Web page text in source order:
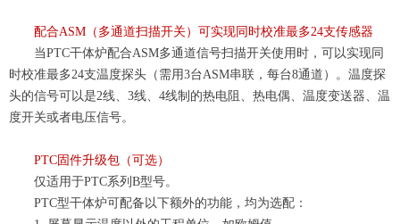
配合ASM （ 多通道扫描开关）可实现同时校准最多24支传感器
当PTC干体炉配合ASM多通道信号扫描开关使用时，可以实现同
时校准最多24支温度探头 （ 需用3台ASM串联，每台8通道 ） 。温度探
头的信号可以是2线、3线、4线制的热电阻、热电偶、温度变送器、温
度开关或者电压信号。
PTC固件升级包 （可选）
仅适用于PTC系列 B型号。
PTC型干体炉可配备以下额外的功能，均为选配：